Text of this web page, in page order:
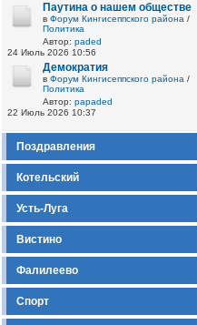
Паутина о нашем обществе
в Форум Кингисеппского района /
Политика
Автор: paded
24 Июль 2026 10:56
Демократия
в Форум Кингисеппского района /
Политика
Автор: papaded
22 Июль 2026 10:37
Поздравления
Котельский
Усть-Луга
Вистино
Фалилеево
Спорт